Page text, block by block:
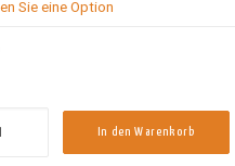
In den Warenkorb